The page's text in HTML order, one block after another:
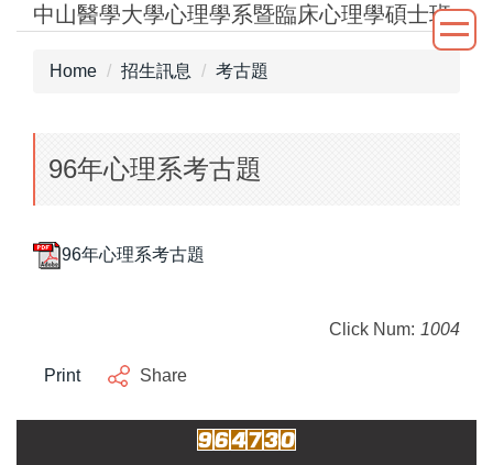
Jump中山醫學大學心理學系暨臨床心理學碩士班
Home 招生訊息 考古題
96年心理系考古題
96年心理系考古題
Click Num: 1004
Print Share